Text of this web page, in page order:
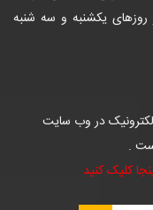
یکشنبه و سه شنبه
در وب سایت
.
کلیک کنید